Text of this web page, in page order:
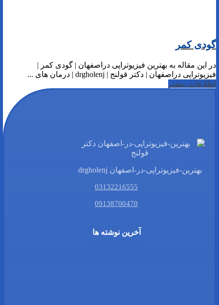
گودی کمر
در این مقاله به بهترین فیزیوتراپی دراصفهان | گودی کمر |
فیزیوتراپی دراصفهان | دکتر قولنج | drgholenj | درمان های ...
اطلاعات بیشتر
بهترین-فیزیوتراپی-در-اصفهان drgholenj
03132216555
09138700470
آخرین نوشته ها